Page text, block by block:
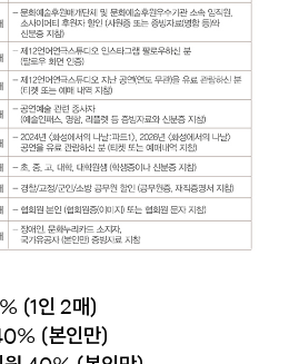
(1인 2매)
(본인만)